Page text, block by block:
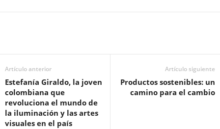
Artículo anterior
Estefanía Giraldo, la joven
colombiana que
revoluciona el mundo de
la iluminación y las artes
visuales en el país
Artículo siguiente
Productos sostenibles: un
camino para el cambio